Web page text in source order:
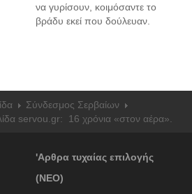
να γυρίσουν, κοιμόσαντε το
βράδυ εκεί που δούλευαν.
Σύνδεσμος Σερβαίων
servou.gr: 16 χρόνια «στον αέρα».
'Αρθρα τυχαίας επιλογής
(ΝΕΟ)